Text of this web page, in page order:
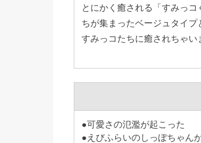
とにかく癒される「すみっ
ちが集まったベージュタイ
すみっコたちに癒されちゃい
●可愛さの氾濫が起こった
●えびふらいのしっぽちゃん